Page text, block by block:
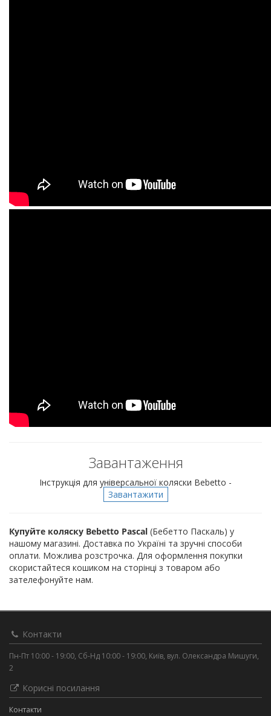
Завантаження
Інструкція для універсальної коляски Bebetto -
Завантажити
Купуйте коляску Bebetto Pascal (Бебетто Паскаль) у
нашому магазині. Доставка по Україні та зручні способи
оплати. Можлива розстрочка. Для оформлення покупки
скористайтеся кошиком на сторінці з товаром або
зателефонуйте нам.
Контакти
Пн-Пт 10:00 - 19:00, Сб-Нд 10:00 - 19:00, Київ, вул. Олександра Мишуги,
2
Корисні посилання
Контакти